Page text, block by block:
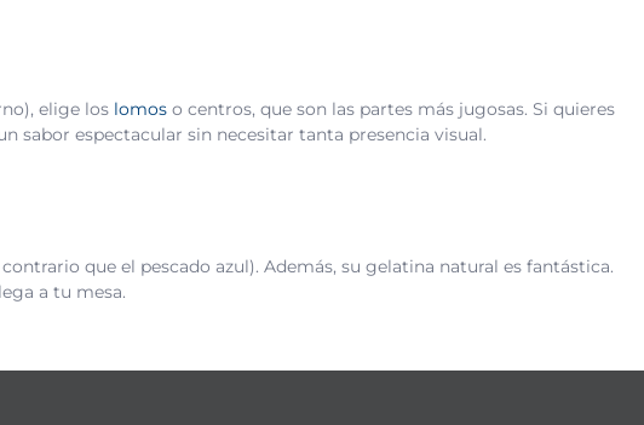
elige los lomos o centros, que son las partes más jugosas. Si quieres
sabor espectacular sin necesitar tanta presencia visual.
que el pescado azul). Además, su gelatina natural es fantástica.
a tu mesa.